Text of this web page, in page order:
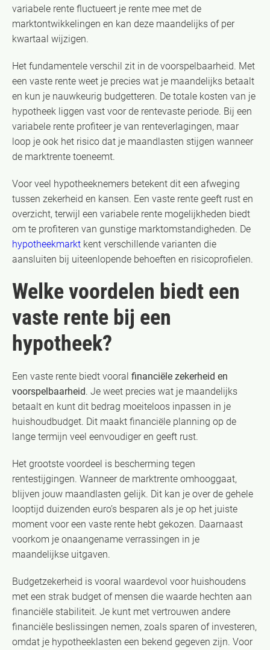
variabele rente fluctueert je rente mee met de
marktontwikkelingen en kan deze maandelijks of per
kwartaal wijzigen.
Het fundamentele verschil zit in de voorspelbaarheid. Met
een vaste rente weet je precies wat je maandelijks betaalt
en kun je nauwkeurig budgetteren. De totale kosten van je
hypotheek liggen vast voor de rentevaste periode. Bij een
variabele rente profiteer je van renteverlagingen, maar
loop je ook het risico dat je maandlasten stijgen wanneer
de marktrente toeneemt.
Voor veel hypotheeknemers betekent dit een afweging
tussen zekerheid en kansen. Een vaste rente geeft rust en
overzicht, terwijl een variabele rente mogelijkheden biedt
om te profiteren van gunstige marktomstandigheden. De
hypotheekmarkt kent verschillende varianten die
aansluiten bij uiteenlopende behoeften en risicoprofielen.
Welke voordelen biedt een
vaste rente bij een
hypotheek?
Een vaste rente biedt vooral financiële zekerheid en
voorspelbaarheid. Je weet precies wat je maandelijks
betaalt en kunt dit bedrag moeiteloos inpassen in je
huishoudbudget. Dit maakt financiële planning op de
lange termijn veel eenvoudiger en geeft rust.
Het grootste voordeel is bescherming tegen
rentestijgingen. Wanneer de marktrente omhooggaat,
blijven jouw maandlasten gelijk. Dit kan je over de gehele
looptijd duizenden euro’s besparen als je op het juiste
moment voor een vaste rente hebt gekozen. Daarnaast
voorkom je onaangename verrassingen in je
maandelijkse uitgaven.
Budgetzekerheid is vooral waardevol voor huishoudens
met een strak budget of mensen die waarde hechten aan
financiële stabiliteit. Je kunt met vertrouwen andere
financiële beslissingen nemen, zoals sparen of investeren,
omdat je hypotheeklasten een bekend gegeven zijn. Voor